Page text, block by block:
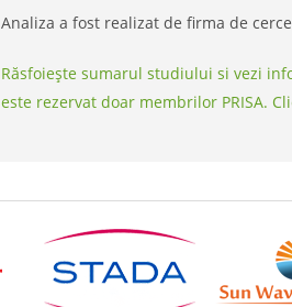
Analiza a fost realizat de firma de
Răsfoiește sumarul studiului si vezi
este rezervat doar membrilor PRISA.